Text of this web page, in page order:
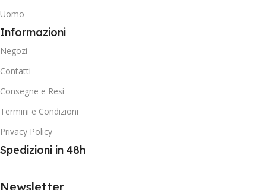
Uomo
Informazioni
Negozi
Contatti
Consegne e Resi
Termini e Condizioni
Privacy Policy
Spedizioni in 48h
Newsletter